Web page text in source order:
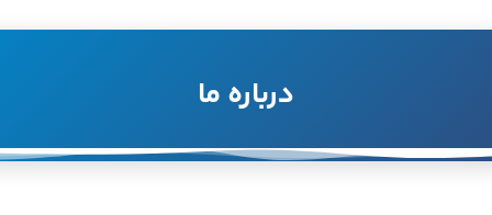
درباره ما